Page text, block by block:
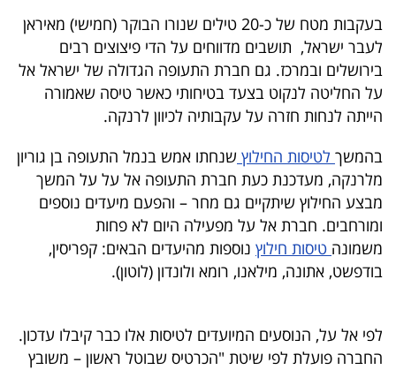
הכלכלי
פודקאסט
40
UNDER
40
שיתופי
פעולה
דרושים
בעקבות מטח של כ-20 טילים שנורו הבוקר (חמישי) מאיראן
לעבר ישראל, תושבים מדווחים על הדי פיצוצים רבים
בירושלים ובמרכז. גם חברת התעופה הגדולה של ישראל אל
על החליטה לנקוט בצעד בטיחותי כאשר טיסה שאמורה
הייתה לנחות חזרה על עקבותיה לכיוון לרנקה.
בהמשך לטיסות החילוץ שנחתו אמש בנמל התעופה בן גוריון
מלרנקה, מעדכנת כעת חברת התעופה אל על על המשך
מבצע החילוץ שיתקיים גם מחר – והפעם מיעדים נוספים
ומורחבים. חברת אל על מפעילה היום לא פחות
משמונה טיסות חילוץ נוספות מהיעדים הבאים: קפריסין,
בודפשט, אתונה, מילאנו, רומא ולונדון (לוטון).
לפי אל על, הנוסעים המיועדים לטיסות אלו כבר קיבלו עדכון.
החברה פועלת לפי שיטת "הכרטיס שבוטל ראשון – משובץ